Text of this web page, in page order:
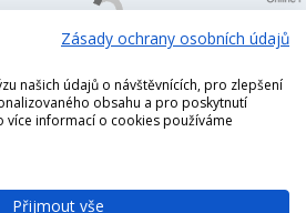
Zásady ochrany osobních údajů
našich údajů o návštěvnících, pro zlepšení
obsahu a pro poskytnutí
více informací o cookies používáme
Přijmout vše